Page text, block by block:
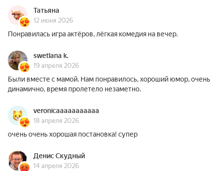
Татьяна
12 июня 2026
Понравилась игра актёров, лёгкая комедия на вечер.
swetlana k.
19 апреля 2026
Были вместе с мамой. Нам понравилось, хороший юмор, очень
динамично, время пролетело незаметно.
veronicaaaaaaaaaaa
18 апреля 2026
очень очень хорошая постановка! супер
Денис Скудный
14 апреля 2026